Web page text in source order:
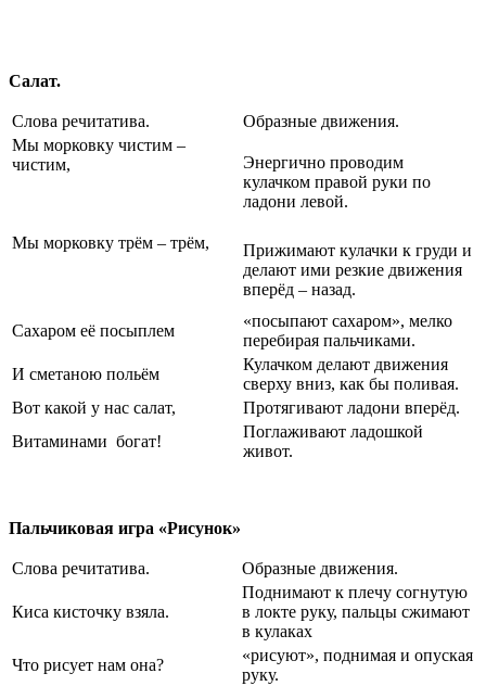
Салат.
Слова речитатива.
Образные движения.
Мы морковку чистим –
чистим,
Энергично проводим
кулачком правой руки по
ладони левой.
Мы морковку трём – трём,
Прижимают кулачки к груди и
делают ими резкие движения
вперёд – назад.
Сахаром её посыплем
«посыпают сахаром», мелко
перебирая пальчиками.
И сметаною польём
Кулачком делают движения
сверху вниз, как бы поливая.
Вот какой у нас салат,
Протягивают ладони вперёд.
Витаминами богат!
Поглаживают ладошкой
живот.
Пальчиковая игра «Рисунок»
Слова речитатива. Образные движения.
Киса кисточку взяла.
Поднимают к плечу согнутую
в локте руку, пальцы сжимают
в кулаках
Что рисует нам она?
«рисуют», поднимая и опуская
руку.